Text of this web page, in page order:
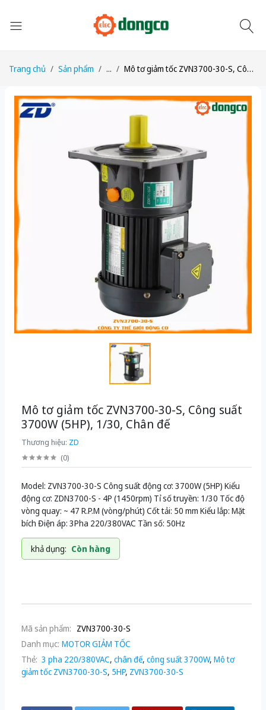
Trang chủ Sản phẩm ... Mô tơ giảm tốc ZVN3700-30-S, Công suất 3700W (5HP), 1/30, Chân đế
Mô tơ giảm tốc ZVN3700-30-S, Công suất
3700W (5HP), 1/30, Chân đế
Thương hiệu: ZD
(0)
Model: ZVN3700-30-S Công suất động cơ: 3700W (5HP) Kiểu
động cơ: ZDN3700-S - 4P (1450rpm) Tỉ số truyền: 1/30 Tốc độ
vòng quay: ~ 47 R.P.M (vòng/phút) Cốt tải: 50 mm Kiểu lắp: Mặt
bích Điện áp: 3Pha 220/380VAC Tần số: 50Hz
khả dụng: Còn hàng
Mã sản phẩm: ZVN3700-30-S
Danh mục: MOTOR GIẢM TỐC
Thẻ: 3 pha 220/380VAC, chân đế, công suất 3700W, Mô tơ
giảm tốc ZVN3700-30-S, 5HP, ZVN3700-30-S